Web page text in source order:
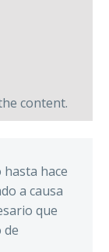
content.
hasta hace
a causa
que
de